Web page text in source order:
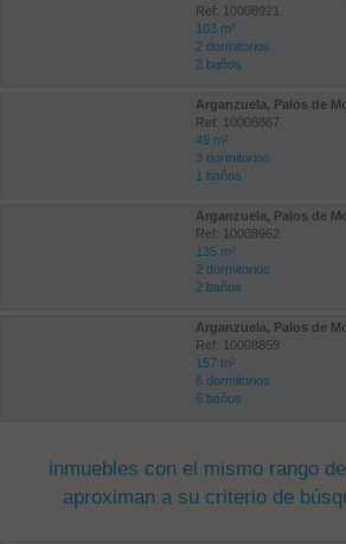
Ref: 10008921
103 m²
2 dormitorios
2 baños
Arganzuela, Palos de
Ref: 10008867
49 m²
3 dormitorios
1 baños
Arganzuela, Palos de
Ref: 10008962
135 m²
2 dormitorios
2 baños
Arganzuela, Palos de
Ref: 10008859
157 m²
6 dormitorios
6 baños
inmuebles con el mismo rango
aproximan a su criterio de